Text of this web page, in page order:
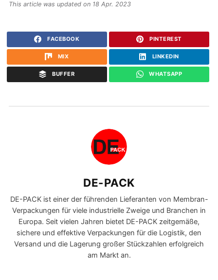
This article was updated on 18 Apr. 2023
FACEBOOK PINTEREST
MIX LINKEDIN
BUFFER WHATSAPP
DE-PACK
DE-PACK ist einer der führenden Lieferanten von Membran-
Verpackungen für viele industrielle Zweige und Branchen in
Europa. Seit vielen Jahren bietet DE-PACK zeitgemäße,
sichere und effektive Verpackungen für die Logistik, den
Versand und die Lagerung großer Stückzahlen erfolgreich
am Markt an.